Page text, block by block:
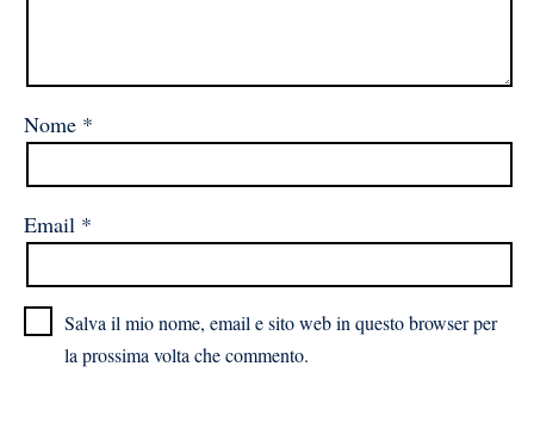
Nome *
Email *
Salva il mio nome, email e sito web in questo browser per
la prossima volta che commento.